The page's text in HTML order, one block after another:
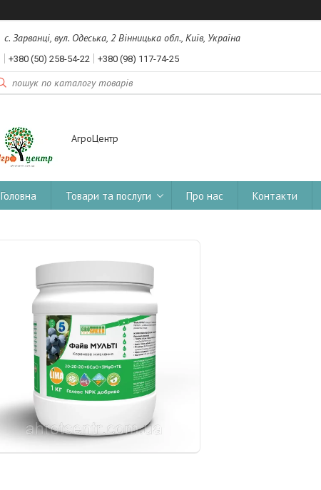
с. Зарванці, вул. Одеська, 2 Вінницька обл., Київ, Україна
+380 (50) 258-54-22 +380 (98) 117-74-25
АгроЦентр
Головна Товари та послуги Про нас Контакти